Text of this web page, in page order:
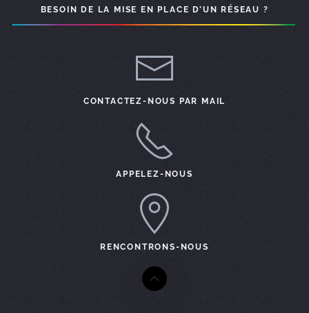
remarks: # Peering LINKEDIN
import: from AS14413 accept AS-LINKEDIN
remarks: # Peering EDGECAST CDN VERIZON
import: from AS15133 accept AS-EDGECAST
export: to AS15133 announce AS-ARTEWAN
import: from AS16276 accept AS-OVH
export: to AS16276 announce AS-ARTEWAN
remarks: # Peering AMAZON
BESOIN DE LA MISE EN PLACE D’UN RÉSEAU ?
CONTACTEZ-NOUS PAR MAIL
APPELEZ-NOUS
RENCONTRONS-NOUS